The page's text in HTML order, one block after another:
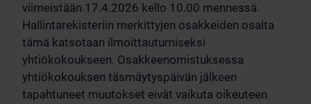
viimeistään 17.4.2026 kello 10.00 mennessä.
Hallintarekisteriin merkittyjen osakkeiden osalta
tämä katsotaan ilmoittautumiseksi
yhtiökokoukseen. Osakkeenomistuksessa
yhtiökokouksen täsmäytyspäivän jälkeen
tapahtuneet muutokset eivät vaikuta oikeuteen